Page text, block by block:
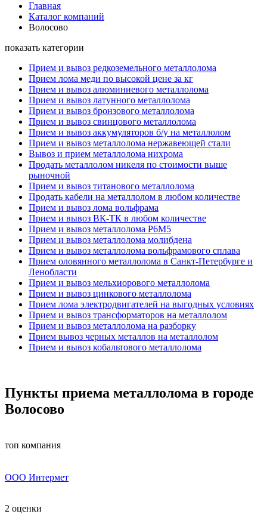
Главная
Каталог компаний
Волосово
показать категории
Прием и вывоз редкоземельного металлолома
Прием лома меди по высокой цене за кг
Прием и вывоз алюминиевого металлолома
Прием и вывоз латунного металлолома
Прием и вывоз бронзового металлолома
Прием и вывоз свинцового металлолома
Прием и вывоз аккумуляторов б/у на металлолом
Прием и вывоз металлолома нержавеющей стали
Вывоз и прием металлолома нихрома
Продать металлолом никеля по стоимости выше
рыночной
Прием и вывоз титанового металлолома
Продать кабели на металлолом в любом количестве
Прием и вывоз лома вольфрама
Прием и вывоз ВК-ТК в любом количестве
Прием и вывоз металлолома Р6М5
Прием и вывоз металлолома молибдена
Прием и вывоз металлолома вольфрамового сплава
Прием оловянного металлолома в Санкт-Петербурге и
Ленобласти
Прием и вывоз мельхиорового металлолома
Прием и вывоз цинкового металлолома
Прием лома электродвигателей на выгодных условиях
Прием и вывоз трансформаторов на металлолом
Прием и вывоз металлолома на разборку
Прием вывоз черных металлов на металлолом
Прием и вывоз кобальтового металлолома
Пункты приема металлолома в городе
Волосово
топ компания
ООО Интермет
2 оценки